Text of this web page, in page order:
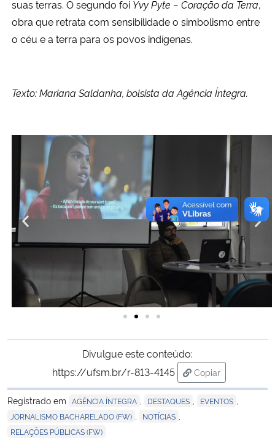
suas terras. O segundo foi Yvy Pyte – Coração da Terra,
obra que retrata com sensibilidade o simbolismo entre
o céu e a terra para os povos indígenas.
Texto: Mariana Saldanha, bolsista da Agência Íntegra.
Divulgue este conteúdo:
https://ufsm.br/r-813-4145
Copiar
para área de
Registrado em AGÊNCIA ÍNTEGRA DESTAQUES EVENTOS
JORNALISMO BACHARELADO (FW) NOTÍCIAS
RELAÇÕES PÚBLICAS (FW)